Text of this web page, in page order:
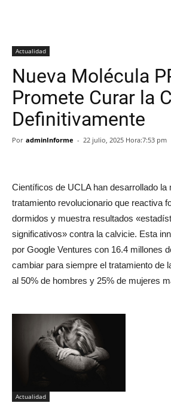
Actualidad
Nueva Molécula
Promete Curar la
Definitivamente
Por adminInforme - 22 julio, 2025 Hora:7:53 pm
Científicos de UCLA han desarrollado la
tratamiento revolucionario que reactiva
dormidos y muestra resultados
significativos» contra la calvicie. Esta
por Google Ventures con 16.4 millones
cambiar para siempre el tratamiento de
al 50% de hombres y 25% de mujeres
Actualidad